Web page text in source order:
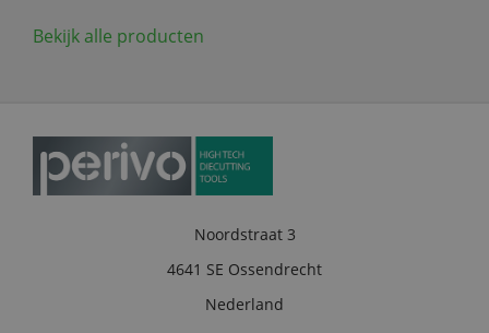
Bekijk alle producten
Noordstraat 3
4641 SE Ossendrecht
Nederland